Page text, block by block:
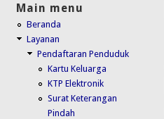
Main menu
Beranda
Layanan
Pendaftaran Penduduk
Kartu Keluarga
KTP Elektronik
Surat Keterangan
Pindah